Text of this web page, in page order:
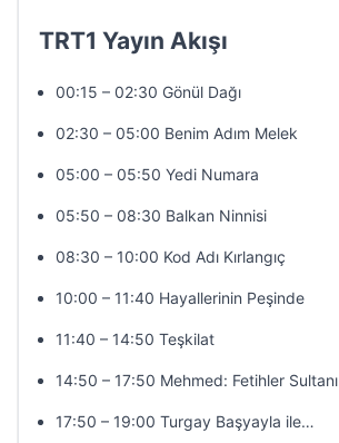
TRT1 Yayın Akışı
00:15 – 02:30 Gönül Dağı
02:30 – 05:00 Benim Adım Melek
05:00 – 05:50 Yedi Numara
05:50 – 08:30 Balkan Ninnisi
08:30 – 10:00 Kod Adı Kırlangıç
10:00 – 11:40 Hayallerinin Peşinde
11:40 – 14:50 Teşkilat
14:50 – 17:50 Mehmed: Fetihler Sultanı
17:50 – 19:00 Turgay Başyayla ile…